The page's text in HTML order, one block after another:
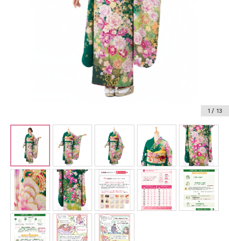
ジュニア着物レンタル
ジュニア洋装レンタル
ベビー洋装レンタル
紋付袴レンタル
留袖レンタル
1 / 13